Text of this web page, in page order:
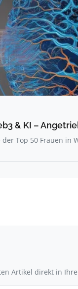
& KI –
der Top 50 Frauen in
Artikel direkt in